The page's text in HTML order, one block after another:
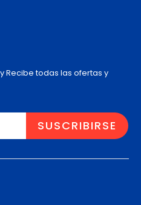
Recibe todas las ofertas y